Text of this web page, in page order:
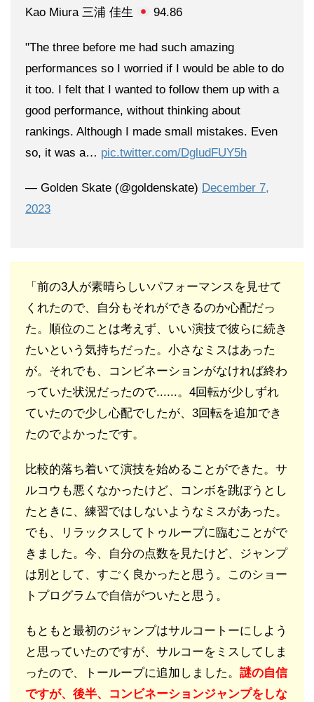
Kao Miura 三浦 佳生 94.86
"The three before me had such amazing
performances so I worried if I would be able to do
it too. I felt that I wanted to follow them up with a
good performance, without thinking about
rankings. Although I made small mistakes. Even
so, it was a… pic.twitter.com/DgludFUY5h
— Golden Skate (@goldenskate) December 7,
2023
「前の3人が素晴らしいパフォーマンスを見せて
くれたので、自分もそれができるのか心配だっ
た。順位のことは考えず、いい演技で彼らに続き
たいという気持ちだった。小さなミスはあった
が。それでも、コンビネーションがなければ終わ
っていた状況だったので......。4回転が少しずれ
ていたので少し心配でしたが、3回転を追加でき
たのでよかったです。
比較的落ち着いて演技を始めることができた。サ
ルコウも悪くなかったけど、コンボを跳ぼうとし
たときに、練習ではしないようなミスがあった。
でも、リラックスしてトゥループに臨むことがで
きました。今、自分の点数を見たけど、ジャンプ
は別として、すごく良かったと思う。このショー
トプログラムで自信がついたと思う。
もともと最初のジャンプはサルコートーにしよう
と思っていたのですが、サルコーをミスしてしま
ったので、トーループに追加しました。 謎の自信
ですが、後半、コンビネーションジャンプをしな